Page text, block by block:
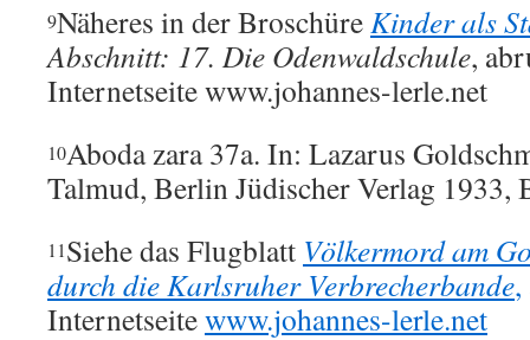
9Näheres in der BroschüreKinder als
Abschnitt: 17. Die Odenwaldschule,
Internetseite www.johannes-lerle.net
10Aboda zara 37a. In: Lazarus
Talmud, Berlin Jüdischer Verlag 1933,
11Siehe das Flugblatt Völkermord am
durch die Karlsruher Verbrecherbande,
Internetseitewww.johannes-lerle.net